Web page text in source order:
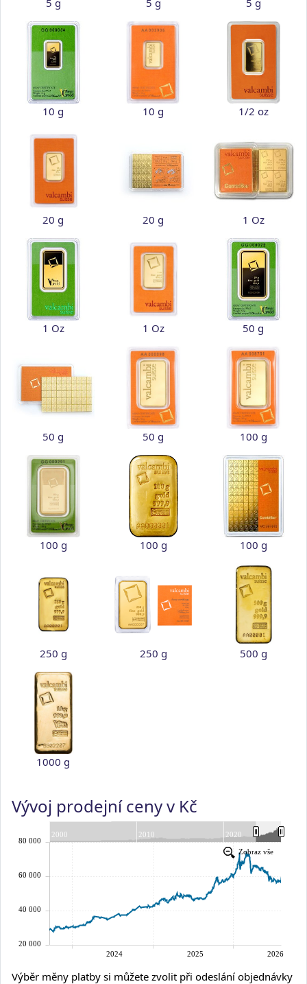
5 g 5 g 5 g
10 g 10 g 1/2 oz
20 g 20 g 1 Oz
1 Oz 1 Oz 50 g
50 g 50 g 100 g
100 g 100 g 100 g
250 g 250 g 500 g
1000 g
Vývoj prodejní ceny v Kč
Výběr měny platby si můžete zvolit při odeslání objednávky